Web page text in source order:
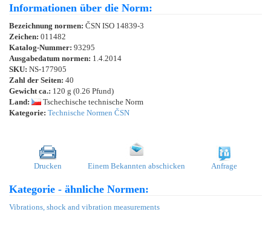
Informationen über die Norm:
Bezeichnung normen: ČSN ISO 14839-3
Zeichen: 011482
Katalog-Nummer: 93295
Ausgabedatum normen: 1.4.2014
SKU: NS-177905
Zahl der Seiten: 40
Gewicht ca.: 120 g (0.26 Pfund)
Land:
Tschechische technische Norm
Kategorie: Technische Normen ČSN
Drucken Einem Bekannten abschicken Anfrage
Kategorie - ähnliche Normen:
Vibrations, shock and vibration measurements